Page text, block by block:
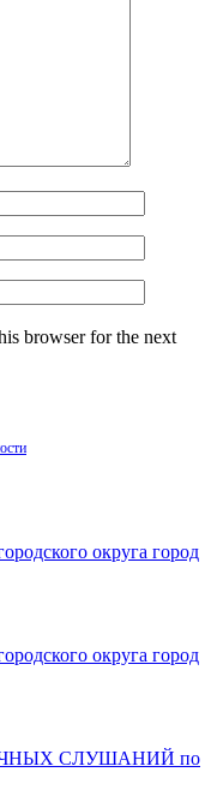
browser for the next
округа город
округа город
СЛУШАНИЙ по